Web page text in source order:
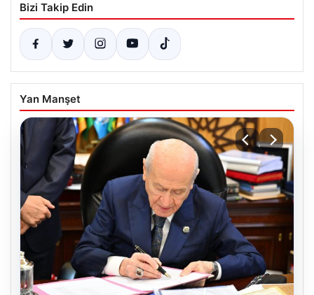
Bizi Takip Edin
Yan Manşet